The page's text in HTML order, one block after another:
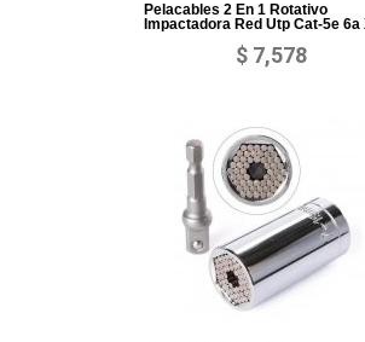
Pelacables 2 En 1 Rotativo
Impactadora Red Utp Cat-5e 6a
$ 7,578